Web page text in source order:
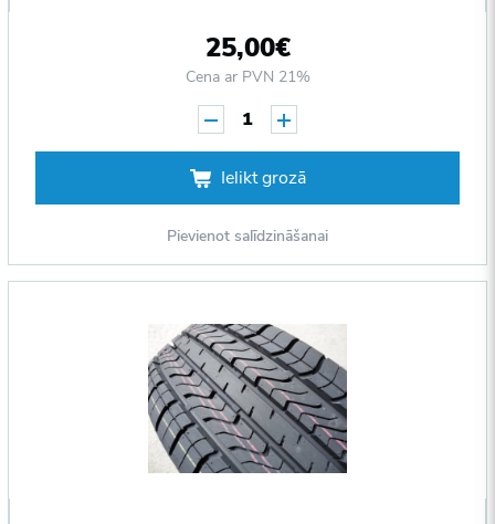
25,00€
Cena ar PVN 21%
1
Ielikt grozā
Pievienot salīdzināšanai